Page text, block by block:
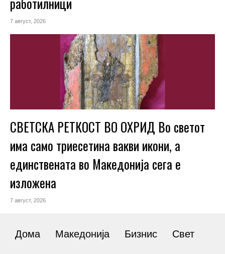
7 август, 2026
СВЕТСКА РЕТКОСТ ВО ОХРИД Во светот
има само триесетина вакви икони, а
единствената во Македонија сега е
изложена
7 август, 2026
Дома Македонија Бизнис Свет